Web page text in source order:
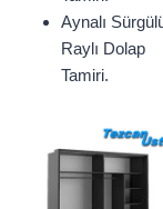
Aynalı
Raylı Dolap
Tamiri.